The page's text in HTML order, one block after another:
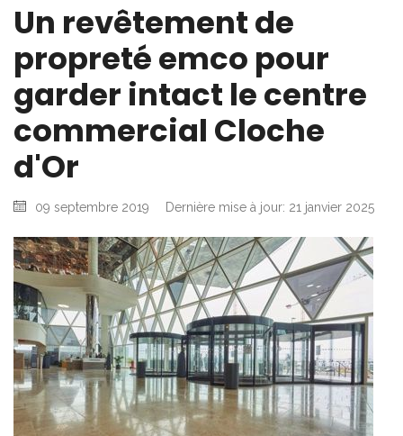
Un revêtement de
propreté emco pour
garder intact le centre
commercial Cloche
d'Or
09 septembre 2019 Dernière mise à jour: 21 janvier 2025